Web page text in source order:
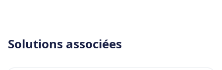
Solutions associées